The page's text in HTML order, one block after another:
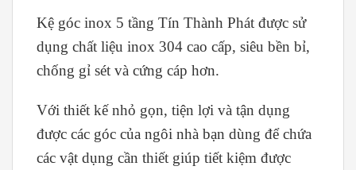
Kệ góc inox 5 tầng Tín Thành Phát được sử
dụng chất liệu inox 304 cao cấp, siêu bền bỉ,
chống gỉ sét và cứng cáp hơn.
Với thiết kế nhỏ gọn, tiện lợi và tận dụng
được các góc của ngôi nhà bạn dùng để chứa
các vật dụng cần thiết giúp tiết kiệm được